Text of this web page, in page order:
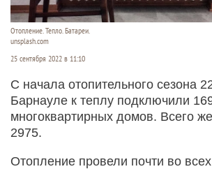
Отопление. Тепло. Батареи.
unsplash.com
25 сентября 2022 в 11:10
С начала отопительного сезона
Барнауле к теплу подключили
многоквартирных домов. Всего
2975.
Отопление провели почти во